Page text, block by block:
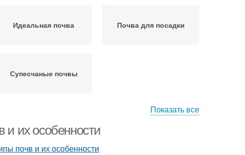
Идеальная почва Почва для посадки
Супесчаные почвы
Показать все
их особенности